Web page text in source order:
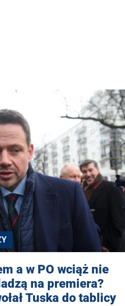
a w PO wciąż nie
na premiera?
Tuska do tablicy